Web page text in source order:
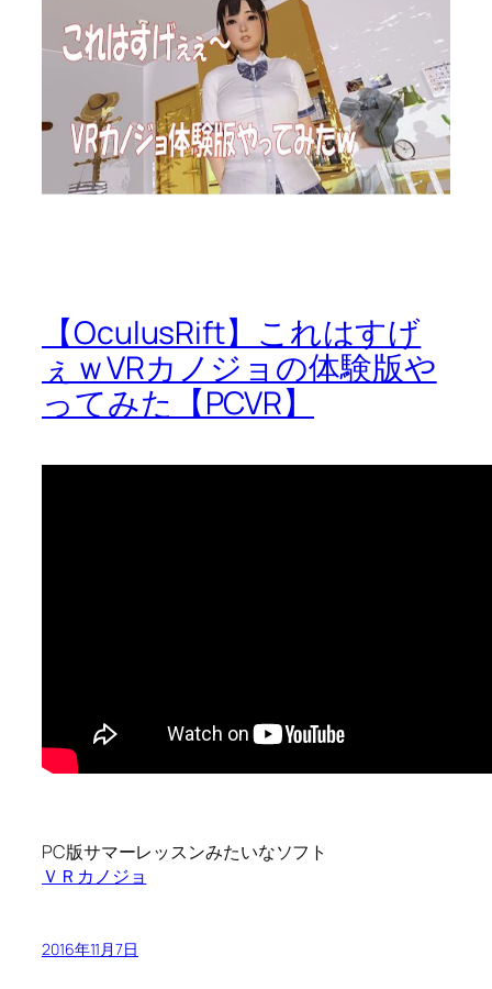
【OculusRift】これはすげ
ぇｗVRカノジョの体験版や
ってみた【PCVR】
PC版サマーレッスンみたいなソフト
ＶＲカノジョ
2016年11月7日